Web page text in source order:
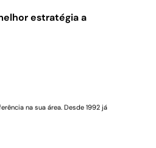
estratégia a
na sua área. Desde 1992 já